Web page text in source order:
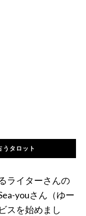
うタロット
ライターさんの
youさん（ゆー
スを始めまし